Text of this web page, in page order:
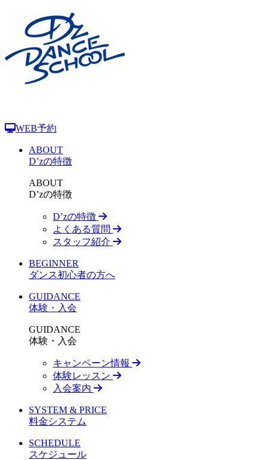
WEB予約
ABOUT
D’zの特徴
ABOUT
D’zの特徴
D’zの特徴
よくある質問
スタッフ紹介
BEGINNER
ダンス初心者の方へ
GUIDANCE
体験・入会
GUIDANCE
体験・入会
キャンペーン情報
体験レッスン
入会案内
SYSTEM & PRICE
料金システム
SCHEDULE
スケジュール